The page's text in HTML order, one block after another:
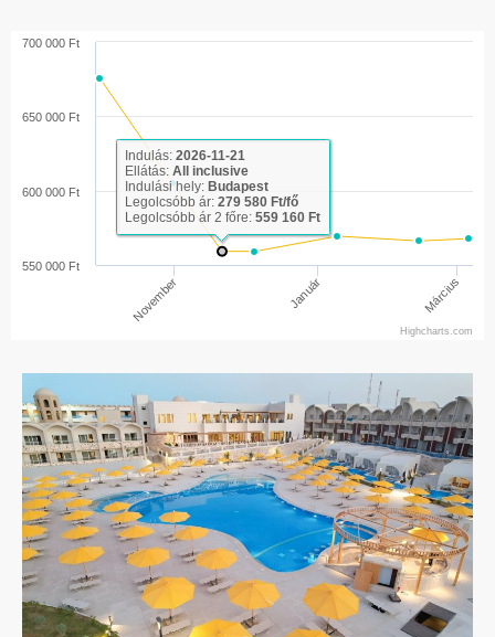
November Január Március
550 000 Ft
600 000 Ft
650 000 Ft
700 000 Ft
Highcharts.com
Indulás: 2026-11-21
Ellátás: All inclusive
Indulási hely: Budapest
Legolcsóbb ár: 279 580 Ft/fő
Legolcsóbb ár 2 főre: 559 160 Ft